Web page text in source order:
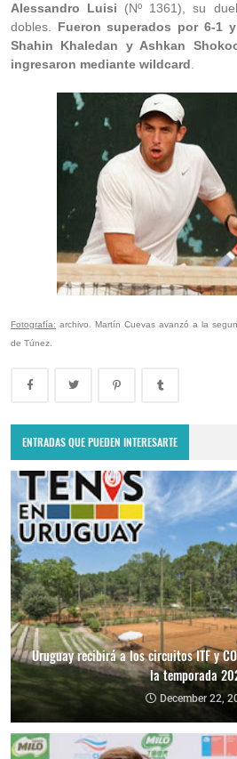
Alessandro Luisi (Nº 1361), su
dobles. Fueron superados por 6-1
Shahin Khaledan y Ashkan
ingresaron mediante wildcard
Fotografía: archivo. Martín Cuevas avanzó a la
de Túnez.
ENTRADAS QUE PUEDEN INTERESARTE
Uruguay recibirá a los circuitos ITF y
la temporada
December 22,